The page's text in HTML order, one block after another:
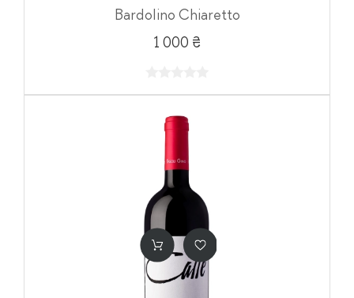
Bardolino Chiaretto
1 000 ₴